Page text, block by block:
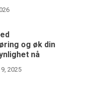
og øk din
nå
2025